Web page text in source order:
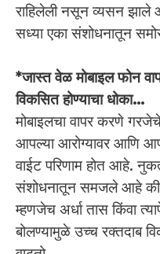
राहिलेली नसून व्यसन झाले
सध्या एका संशोधनातून
*जास्त वेळ मोबाइल फोन
विकसित होण्याचा धोका…
मोबाइलचा वापर करणे
आपल्या आरोग्यावर आणि
वाईट परिणाम होत आहे.
संशोधनातून समजले आहे
म्हणजेच अर्धा तास किंवा
बोलण्यामुळे उच्च रक्तदाब